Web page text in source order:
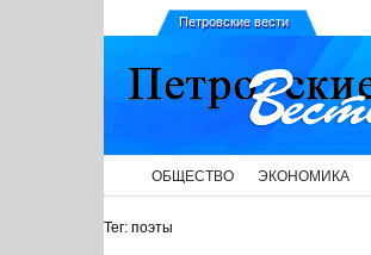
Петровские вести
ОБЩЕСТВО ЭКОНОМИКА
Тег: поэты